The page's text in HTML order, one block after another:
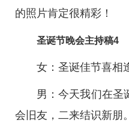
的照片肯定很精彩！
圣诞节晚会主持稿4
女：圣诞佳节喜相
男：今天我们在圣
会旧友，二来结识新朋。